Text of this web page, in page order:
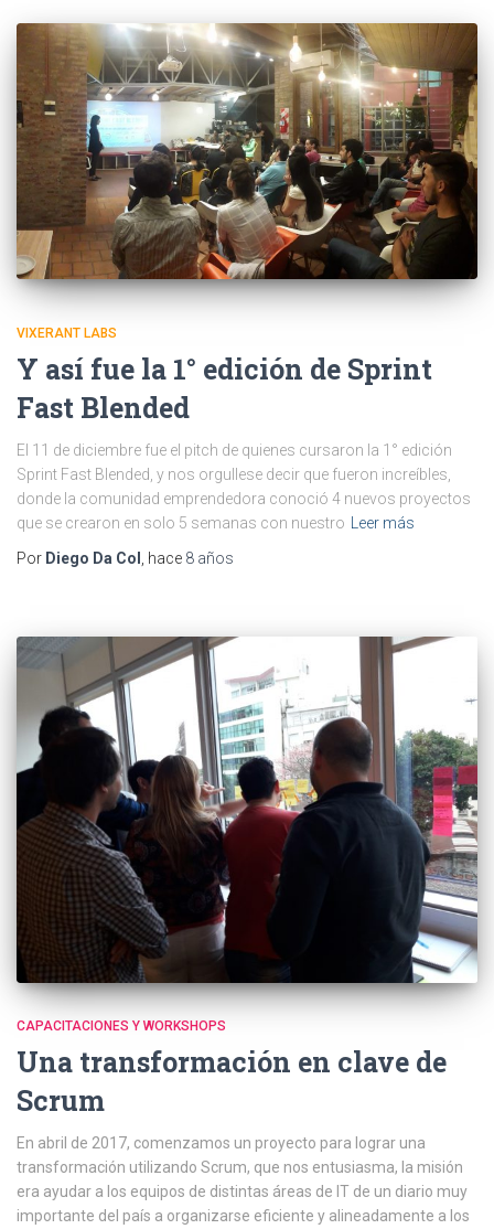
VIXERANT LABS
Y así fue la 1° edición de Sprint
Fast Blended
El 11 de diciembre fue el pitch de quienes cursaron la 1° edición
Sprint Fast Blended, y nos orgullese decir que fueron increíbles,
donde la comunidad emprendedora conoció 4 nuevos proyectos
que se crearon en solo 5 semanas con nuestro Leer más
Por Diego Da Col , hace 8 años
CAPACITACIONES Y WORKSHOPS
Una transformación en clave de
Scrum
En abril de 2017, comenzamos un proyecto para lograr una
transformación utilizando Scrum, que nos entusiasma, la misión
era ayudar a los equipos de distintas áreas de IT de un diario muy
importante del país a organizarse eficiente y alineadamente a los